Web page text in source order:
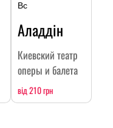
Вс
Аладдін
Киевский театр
оперы и балета
від 210 грн